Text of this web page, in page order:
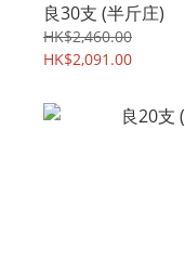
良30支 (半斤庄)
HK$2,460.00
HK$2,091.00